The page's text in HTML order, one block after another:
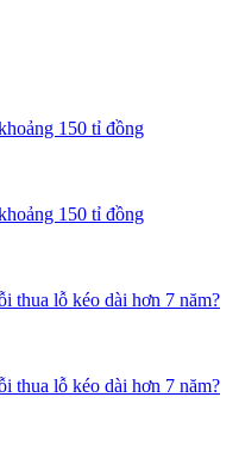
150 tỉ đồng
150 tỉ đồng
thua lỗ kéo dài hơn 7 năm?
thua lỗ kéo dài hơn 7 năm?